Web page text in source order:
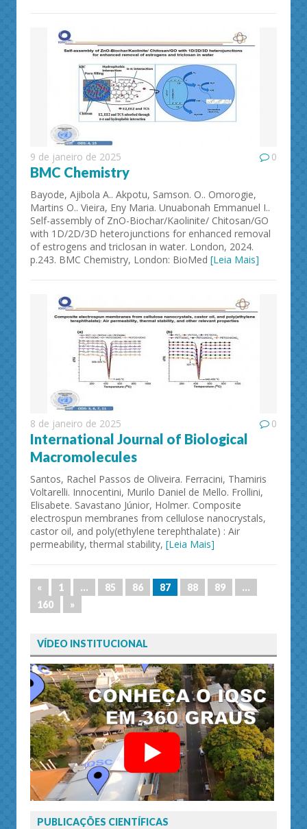
9 de janeiro de 2025 0
BMC Chemistry
Bayode, Ajibola A.. Akpotu, Samson. O.. Omorogie,
Martins O.. Vieira, Eny Maria. Unuabonah Emmanuel I..
Self-assembly of ZnO-Biochar/Kaolinite/ Chitosan/GO
with 1D/2D/3D heterojunctions for enhanced removal
of estrogens and triclosan in water. London, 2024.
p.243. BMC Chemistry, London: BioMed [Leia Mais]
8 de janeiro de 2025 0
International Journal of Biological
Macromolecules
Santos, Rachel Passos de Oliveira. Ferracini, Thamiris
Voltarelli. Innocentini, Murilo Daniel de Mello. Frollini,
Elisabete. Savastano Júnior, Holmer. Composite
electrospun membranes from cellulose nanocrystals,
castor oil, and poly(ethylene terephthalate) : Air
permeability, thermal stability, [Leia Mais]
« 1 … 85 86 87 88 89
…
160
»
VÍDEO INSTITUCIONAL
PUBLICAÇÕES CIENTÍFICAS